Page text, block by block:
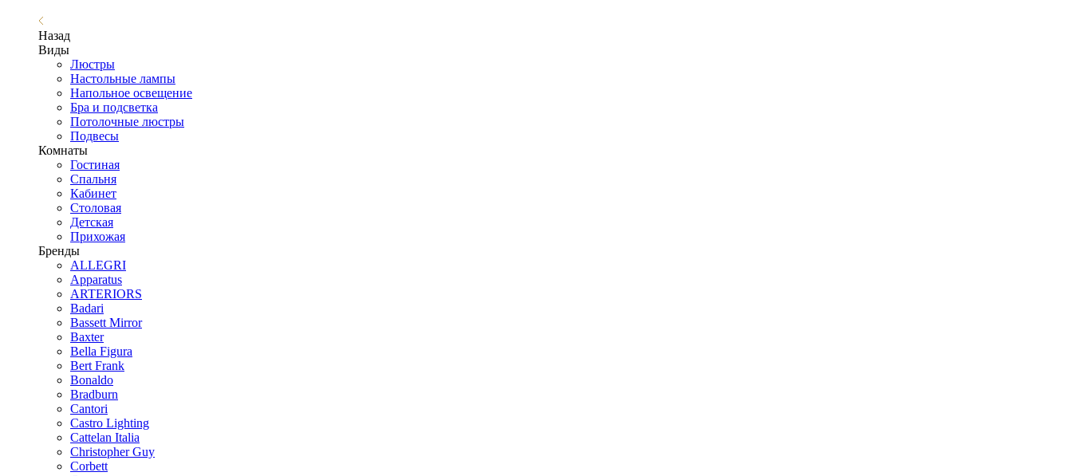
Назад
Виды
Люстры
Настольные лампы
Напольное освещение
Бра и подсветка
Потолочные люстры
Подвесы
Комнаты
Гостиная
Спальня
Кабинет
Столовая
Детская
Прихожая
Бренды
ALLEGRI
Apparatus
ARTERIORS
Badari
Bassett Mirror
Baxter
Bella Figura
Bert Frank
Bonaldo
Bradburn
Cantori
Castro Lighting
Cattelan Italia
Christopher Guy
Corbett